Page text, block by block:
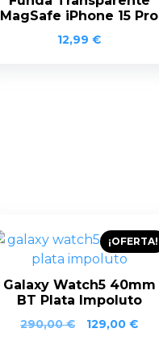
MagSafe iPhone 15 Pro
12,99 €
¡OFERTA!
Galaxy Watch5 40mm
BT Plata Impoluto
290,00€ 129,00 €